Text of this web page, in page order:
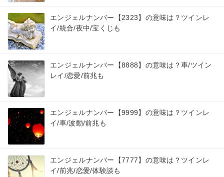
エンジェルナンバー【2323】の意味は？ツインレ
イ/統合/夜中/宝くじも
エンジェルナンバー【8888】の意味は？車/ツイン
レイ/恋愛/前兆も
エンジェルナンバー【9999】の意味は？ツインレ
イ/車/波動/前兆も
エンジェルナンバー【7777】の意味は？ツインレ
イ/前兆/恋愛/体験談も